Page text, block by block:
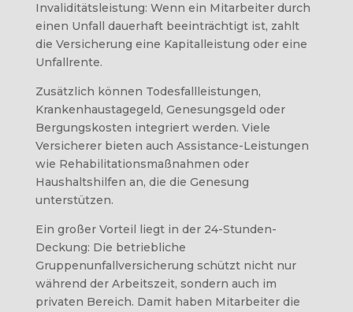
Invaliditätsleistung: Wenn ein Mitarbeiter durch
einen Unfall dauerhaft beeinträchtigt ist, zahlt
die Versicherung eine Kapitalleistung oder eine
Unfallrente.
Zusätzlich können Todesfallleistungen,
Krankenhaustagegeld, Genesungsgeld oder
Bergungskosten integriert werden. Viele
Versicherer bieten auch Assistance-Leistungen
wie Rehabilitationsmaßnahmen oder
Haushaltshilfen an, die die Genesung
unterstützen.
Ein großer Vorteil liegt in der 24-Stunden-
Deckung: Die betriebliche
Gruppenunfallversicherung schützt nicht nur
während der Arbeitszeit, sondern auch im
privaten Bereich. Damit haben Mitarbeiter die